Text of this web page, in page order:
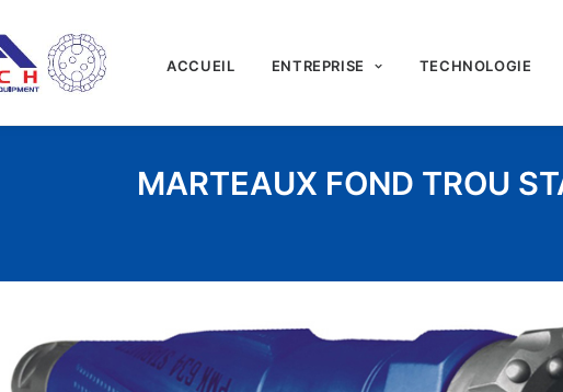
ACCUEIL ENTREPRISE TECHNOLOGIE
MARTEAUX FOND TROU